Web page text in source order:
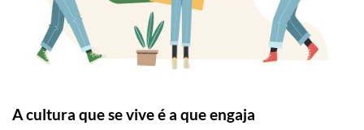
A cultura que se vive é a que engaja